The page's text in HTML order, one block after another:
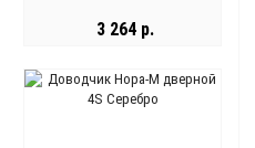
3 264 р.